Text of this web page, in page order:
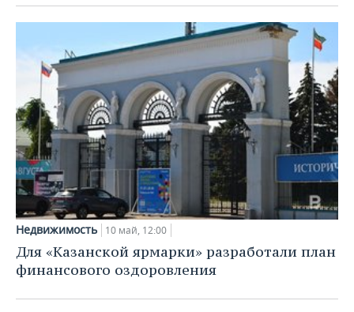
Недвижимость 10 май, 12:00
Для «Казанской ярмарки» разработали план
финансового оздоровления